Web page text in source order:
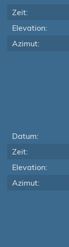
Zeit:
Elevation:
Azimut:
Datum:
Zeit:
Elevation:
Azimut: